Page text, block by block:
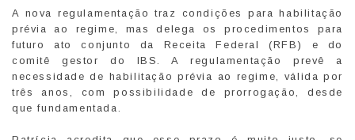
A nova regulamentação traz condições para habilitação
prévia ao regime, mas delega os procedimentos para
futuro ato conjunto da Receita Federal (RFB) e do
comitê gestor do IBS. A regulamentação prevê a
necessidade de habilitação prévia ao regime, válida por
três anos, com possibilidade de prorrogação, desde
que fundamentada.